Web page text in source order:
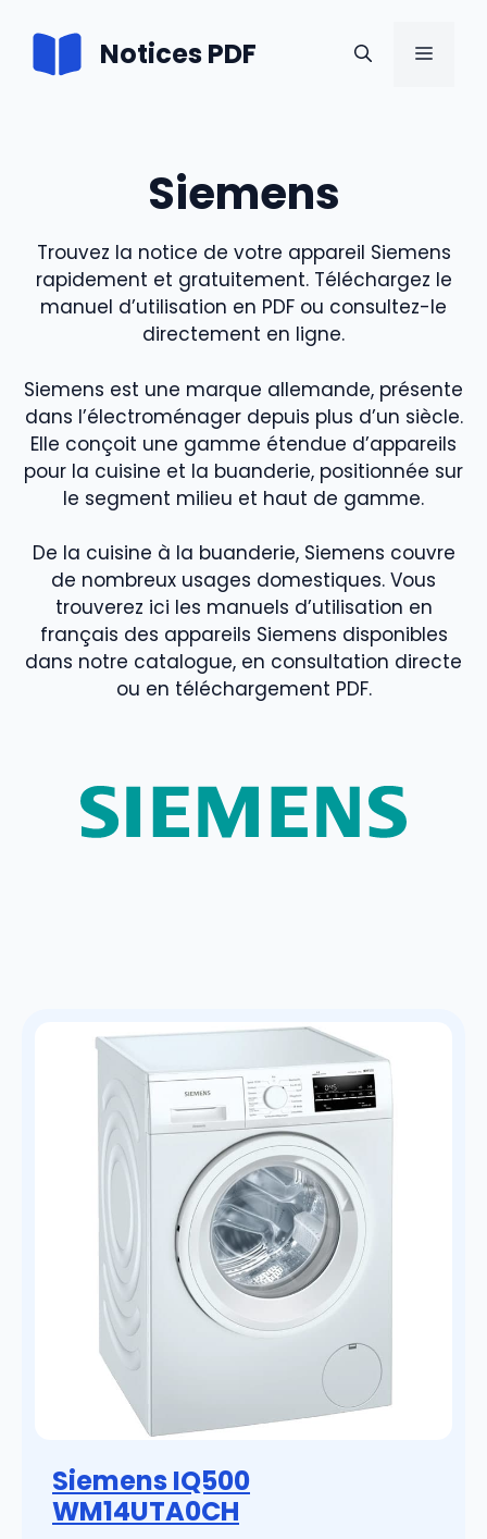
contenu
Notices PDF MENU
Siemens
Trouvez la notice de votre appareil Siemens
rapidement et gratuitement. Téléchargez le
manuel d’utilisation en PDF ou consultez-le
directement en ligne.
Siemens est une marque allemande, présente
dans l’électroménager depuis plus d’un siècle.
Elle conçoit une gamme étendue d’appareils
pour la cuisine et la buanderie, positionnée sur
le segment milieu et haut de gamme.
De la cuisine à la buanderie, Siemens couvre
de nombreux usages domestiques. Vous
trouverez ici les manuels d’utilisation en
français des appareils Siemens disponibles
dans notre catalogue, en consultation directe
ou en téléchargement PDF.
Siemens IQ500
WM14UTA0CH